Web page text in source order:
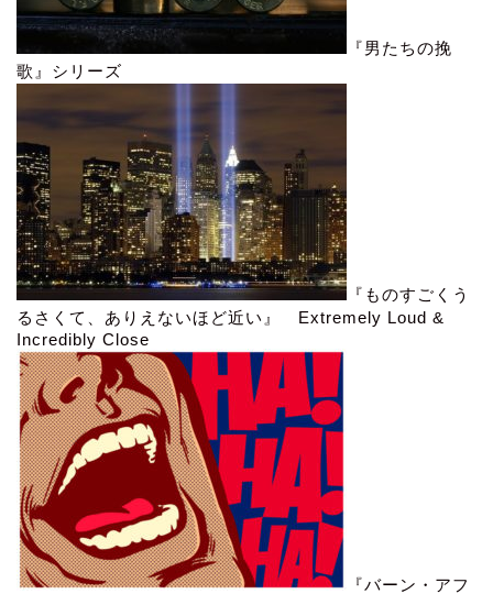
『男たちの挽
歌』シリーズ
『ものすごくう
るさくて、ありえないほど近い』 Extremely Loud &
Incredibly Close
『バーン・アフ